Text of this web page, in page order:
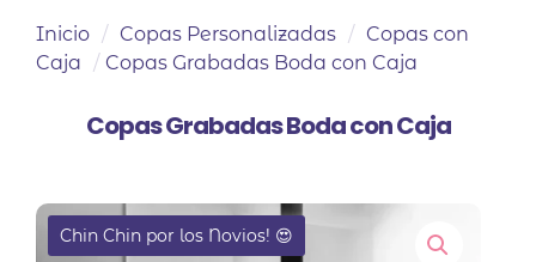
Inicio / Copas Personalizadas / Copas con
Caja / Copas Grabadas Boda con Caja
Copas Grabadas Boda con Caja